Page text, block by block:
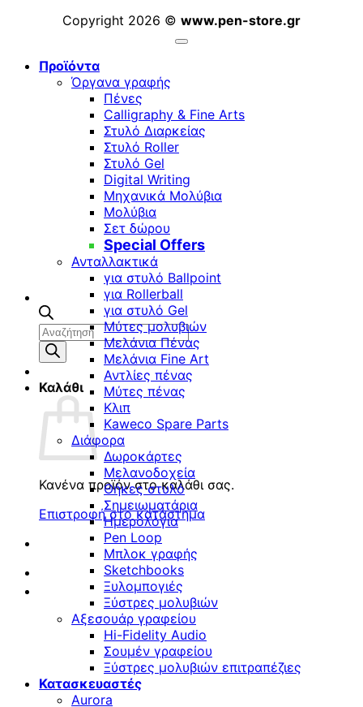
Αναζήτηση
προϊόντων
Καλάθι
Κανένα προϊόν στο καλάθι σας.
Επιστροφή στο κατάστημα
Copyright 2026 © www.pen-store.gr
Προϊόντα
Όργανα γραφής
Πένες
Calligraphy & Fine Arts
Στυλό Διαρκείας
Στυλό Roller
Στυλό Gel
Digital Writing
Μηχανικά Μολύβια
Μολύβια
Σετ δώρου
Special Offers
Ανταλλακτικά
για στυλό Ballpoint
για Rollerball
για στυλό Gel
Μύτες μολυβιών
Μελάνια Πένας
Μελάνια Fine Art
Αντλίες πένας
Μύτες πένας
Κλιπ
Kaweco Spare Parts
Διάφορα
Δωροκάρτες
Μελανοδοχεία
Θήκες στυλό
Σημειωματάρια
Ημερολόγια
Pen Loop
Μπλοκ γραφής
Sketchbooks
Ξυλομπογιές
Ξύστρες μολυβιών
Αξεσουάρ γραφείου
Hi-Fidelity Audio
Σουμέν γραφείου
Ξύστρες μολυβιών επιτραπέζιες
Κατασκευαστές
Aurora